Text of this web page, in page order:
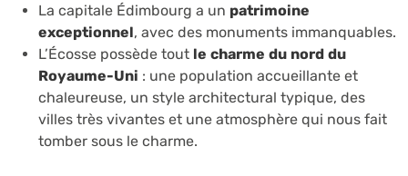
La capitale Édimbourg a un patrimoine
exceptionnel, avec des monuments immanquables.
L’Écosse possède tout le charme du nord du
Royaume-Uni : une population accueillante et
chaleureuse, un style architectural typique, des
villes très vivantes et une atmosphère qui nous fait
tomber sous le charme.